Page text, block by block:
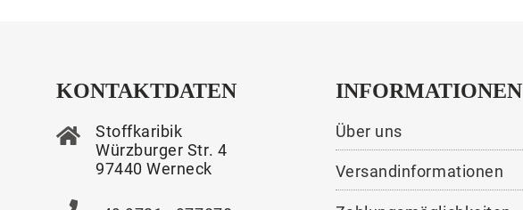
KONTAKTDATEN
Stoffkaribik
Würzburger Str. 4
97440 Werneck
INFORMATIONEN
Über uns
Versandinformationen